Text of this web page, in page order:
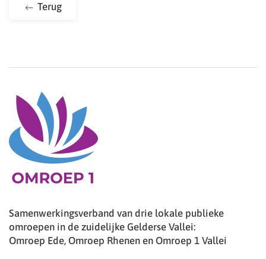
Terug
Samenwerkingsverband van drie lokale publieke
omroepen in de zuidelijke Gelderse Vallei:
Omroep Ede, Omroep Rhenen en Omroep 1 Vallei